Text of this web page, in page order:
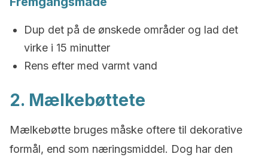
Dup det på de ønskede områder og lad det
virke i 15 minutter
Rens efter med varmt vand
2. Mælkebøttete
Mælkebøtte bruges måske oftere til dekorative
formål, end som næringsmiddel. Dog har den